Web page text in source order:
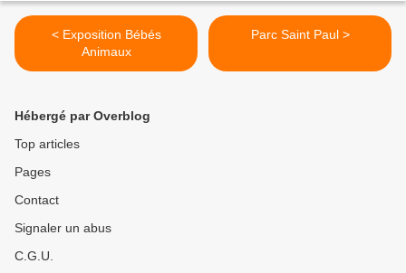
< Exposition Bébés
Animaux
Parc Saint Paul >
Hébergé par Overblog
Top articles
Pages
Contact
Signaler un abus
C.G.U.